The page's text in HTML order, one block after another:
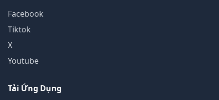
Facebook
Tiktok
X
Youtube
Tải Ứng Dụng